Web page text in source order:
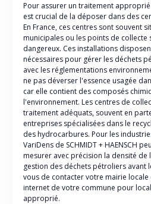
Pour assurer un traitement
est crucial de la déposer dans des
En France, ces centres sont souvent
municipales ou les points de
dangereux. Ces installations
nécessaires pour gérer les déchets
avec les réglementations
ne pas déverser l'essence usagée
car elle contient des composés
l'environnement. Les centres de
traitement adéquats, souvent en
entreprises spécialisées dans le
des hydrocarbures. Pour les
VariDens de SCHMIDT + HAENSCH
mesurer avec précision la densité de
gestion des déchets pétroliers avant
vous de contacter votre mairie locale
internet de votre commune pour
approprié.